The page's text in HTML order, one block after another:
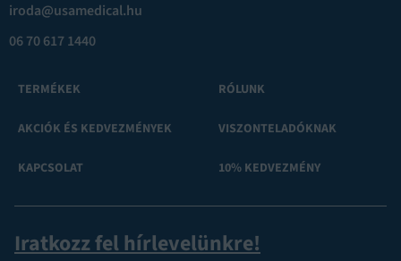
iroda@usamedical.hu
06 70 617 1440
TERMÉKEK
AKCIÓK ÉS KEDVEZMÉNYEK
KAPCSOLAT
RÓLUNK
VISZONTELADÓKNAK
10% KEDVEZMÉNY
Iratkozz fel hírlevelünkre!